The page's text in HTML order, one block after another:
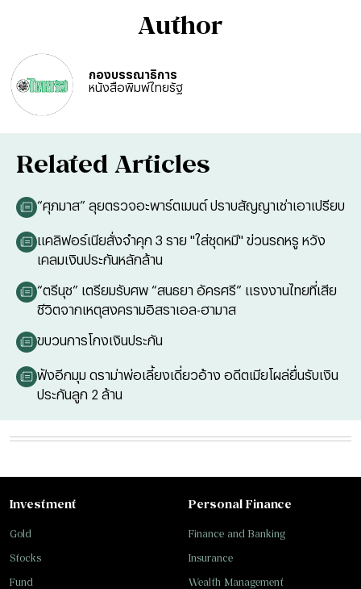
Author
กองบรรณาธิการ
หนังสือพิมพ์ไทยรัฐ
Related Articles
“ศุภมาส” ลุยตรวจอะพาร์ตเมนต์ ปราบสัญญาเช่าเอาเปรียบ
แคลิฟอร์เนียสั่งจำคุก 3 ราย "ใส่ชุดหมี" ข่วนรถหรู หวัง
เคลมเงินประกันหลักล้าน
“ตรีนุช” เตรียมรับศพ “สนธยา อัครศรี” แรงงานไทยที่เสีย
ชีวิตจากเหตุสงครามอิสราเอล-ฮามาส
ขบวนการโกงเงินประกัน
ฟังอีกมุม ดราม่าพ่อเลี้ยงเดี่ยวอ้าง อดีตเมียโผล่ยื่นรับเงิน
ประกันลูก 2 ล้าน
Investment
Gold
Stocks
Fund
Personal Finance
Finance and Banking
Insurance
Wealth Management